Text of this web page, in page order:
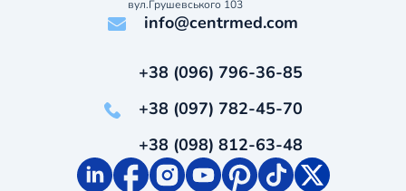
вул.Грушевського 103
info@centrmed.com
+38 (096) 796-36-85
+38 (097) 782-45-70
+38 (098) 812-63-48